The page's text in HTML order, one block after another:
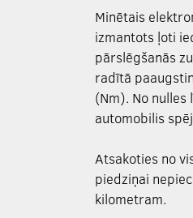
Minētais
izmantots ļoti
pārslēgšanās
radītā
(Nm). No
automobilis
Atsakoties no
piedziņai
kilometram.